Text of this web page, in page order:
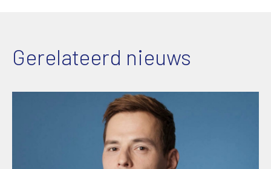
Gerelateerd nieuws